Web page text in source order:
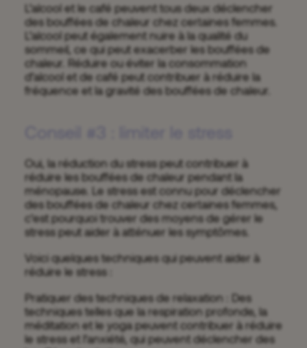
L’alcool et le café peuvent tous deux déclencher
des bouffées de chaleur chez certaines femmes.
L’alcool peut également nuire à la qualité du
sommeil, ce qui peut exacerber les bouffées de
chaleur. Réduire ou éviter la consommation
d’alcool et de café peut contribuer à réduire la
fréquence et la gravité des bouffées de chaleur.
Conseil #3 : limiter le stress
Oui, la réduction du stress peut contribuer à
réduire les bouffées de chaleur pendant la
ménopause. Le stress est connu pour déclencher
des bouffées de chaleur chez certaines femmes,
c’est pourquoi trouver des moyens de gérer le
stress peut aider à atténuer les symptômes.
Voici quelques techniques qui peuvent aider à
réduire le stress :
Pratiquer des techniques de relaxation : Des
techniques telles que la respiration profonde, la
méditation et le yoga peuvent contribuer à réduire
le stress et l’anxiété, qui peuvent déclencher des